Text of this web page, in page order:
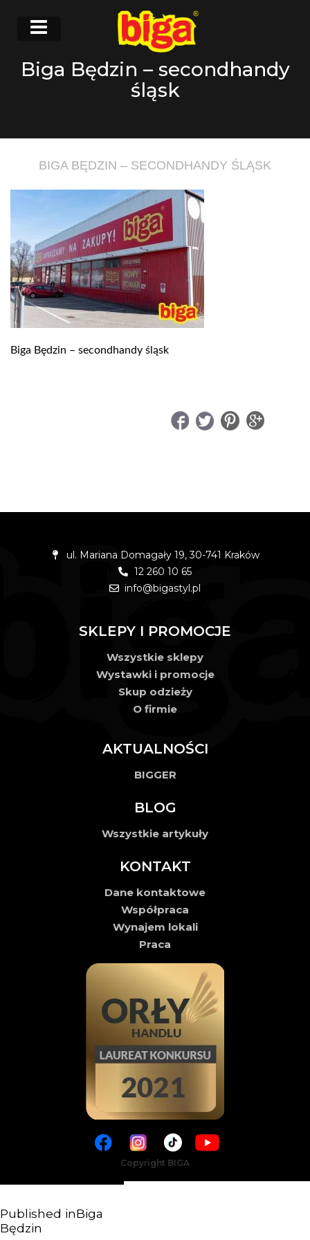
Biga Będzin – secondhandy
śląsk
BIGA BĘDZIN – SECONDHANDY ŚLĄSK
Biga Będzin – secondhandy śląsk
ul. Mariana Domagały 19, 30-741 Kraków
12 260 10 65
info@bigastyl.pl
SKLEPY I PROMOCJE
Wszystkie sklepy
Wystawki i promocje
Skup odzieży
O firmie
AKTUALNOŚCI
BIGGER
BLOG
Wszystkie artykuły
KONTAKT
Dane kontaktowe
Współpraca
Wynajem lokali
Praca
Copyright BIGA
Published inBiga
Będzin